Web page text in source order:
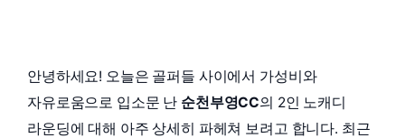
안녕하세요! 오늘은 골퍼들 사이에서 가성비와
자유로움으로 입소문 난 순천부영CC의 2인 노캐디
라운딩에 대해 아주 상세히 파헤쳐 보려고 합니다. 최근